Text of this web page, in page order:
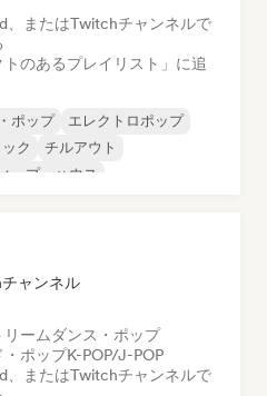
、またはTwitchチャンネルで
のあるプレイリスト」に追
ポップ
エレクトロポップ
ク
チルアウト
ープ・ハウス
ャンネル
ーム ダンス・ポップ
・ポップK-POP/J-POP
、またはTwitchチャンネルで